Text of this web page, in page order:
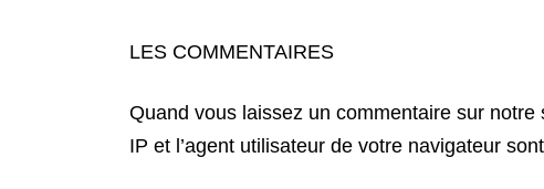
LES COMMENTAIRES
Quand vous laissez un commentaire sur
IP et l’agent utilisateur de votre navigateur